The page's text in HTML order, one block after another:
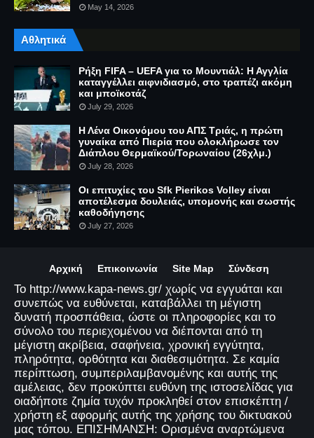
May 14, 2026
Αθλητικά
Ρήξη FIFA – UEFA για το Μουντιάλ: Η Αγγλία
καταγγέλλει αιφνιδιασμό, στο τραπέζι ακόμη
και μποϊκοτάζ
July 29, 2026
Η Λένα Οικονόμου του ΑΠΣ Τριάς, η πρώτη
γυναίκα από Πιερία που ολοκλήρωσε τον
Διάπλου Θερμαϊκού/Τορωναίου (26χλμ.)
July 28, 2026
Οι επιτυχίες του Sfk Pierikos Volley είναι
αποτέλεσμα δουλειάς, υπομονής και σωστής
καθοδήγησης
July 27, 2026
Αρχική Επικοινωνία Site Map Σύνδεση
Το http://www.kapa-news.gr/ χωρίς να εγγυάται και
συνεπώς να ευθύνεται, καταβάλλει τη μέγιστη
δυνατή προσπάθεια, ώστε οι πληροφορίες και το
σύνολο του περιεχομένου να διέπονται από τη
μέγιστη ακρίβεια, σαφήνεια, χρονική εγγύτητα,
πληρότητα, ορθότητα και διαθεσιμότητα. Σε καμία
περίπτωση, συμπεριλαμβανομένης και αυτής της
αμέλειας, δεν προκύπτει ευθύνη της ιστοσελίδας για
οιαδήποτε ζημία τυχόν προκληθεί στον επισκέπτη /
χρήστη εξ αφορμής αυτής της χρήσης του δικτυακού
μας τόπου. ΕΠΙΣΗΜΑΝΣΗ: Ορισμένα αναρτώμενα